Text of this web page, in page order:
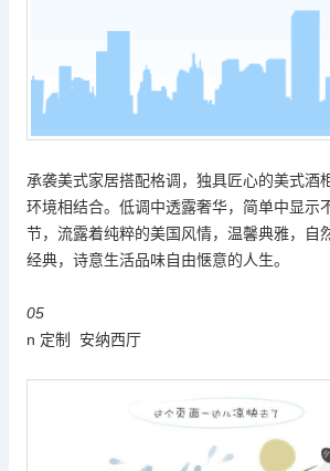
承袭美式家居搭配格调，独具匠心的美式酒
环境相结合。低调中透露奢华，简单中显示
节，流露着纯粹的美国风情，温馨典雅，自
经典，诗意生活品味自由惬意的人生。
05
n 定制 安纳西厅